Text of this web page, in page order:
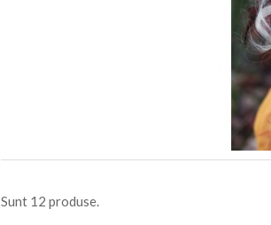
Sunt 12 produse.